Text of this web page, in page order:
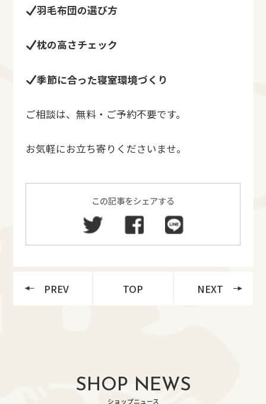
羽毛布団の選び方
枕の高さチェック
季節に合った寝室環境づくり
ご相談は、無料・ご予約不要です。
お気軽にお立ち寄りくださいませ。
この記事をシェアする
PREV TOP NEXT
SHOP NEWS
ショップニュース